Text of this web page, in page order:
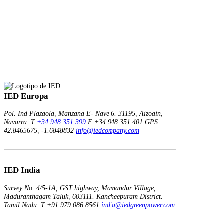
IED Europa
Pol. Ind Plazaola, Manzana E- Nave 6. 31195, Aizoain,
Navarra. T +34 948 351 399 F +34 948 351 401 GPS:
42.8465675, -1.6848832 info@iedcompany.com
IED India
Survey No. 4/5-1A, GST highway, Mamandur Village,
Maduranthagam Taluk, 603111.
Kancheepuram District.
Tamil Nadu. T +91 979 086 8561 india@iedgreenpower.com